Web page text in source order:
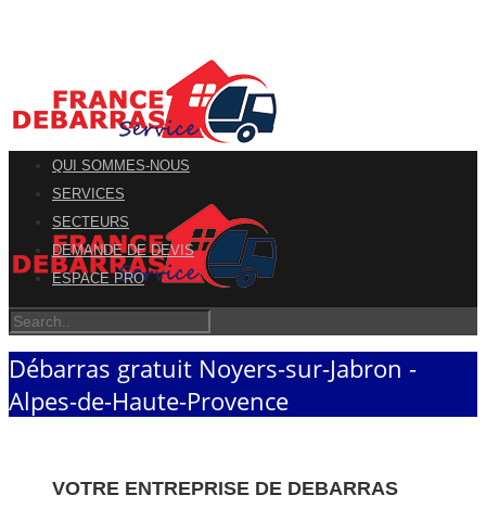
QUI SOMMES-NOUS
SERVICES
SECTEURS
DEMANDE DE DEVIS
ESPACE PRO
Débarras gratuit Noyers-sur-Jabron -
Alpes-de-Haute-Provence
VOTRE ENTREPRISE DE DEBARRAS